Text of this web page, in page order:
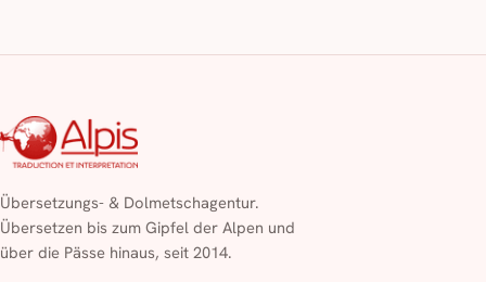
Übersetzungs- & Dolmetschagentur.
Übersetzen bis zum Gipfel der Alpen und
über die Pässe hinaus, seit 2014.